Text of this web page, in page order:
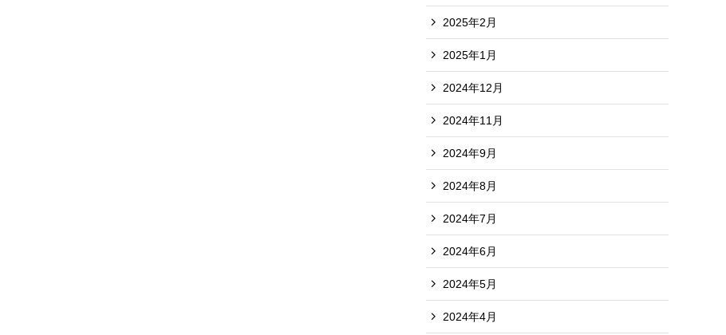
2025年2月
2025年1月
2024年12月
2024年11月
2024年9月
2024年8月
2024年7月
2024年6月
2024年5月
2024年4月